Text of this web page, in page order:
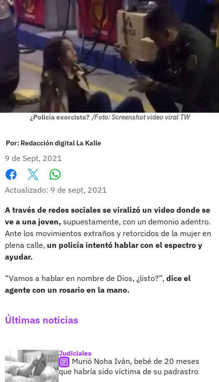
¿Policía exorcista? /Foto: Screenshot video viral TW
Por: Redacción digital La Kalle
9 de Sept, 2021
Facebook
X
Actualizado: 9 de sept, 2021
A través de redes sociales se viralizó un video donde se
ve a una joven, supuestamente, con un demonio adentro.
Ante los movimientos extraños y retorcidos de la mujer en
plena calle, un policía intentó hablar con el espectro y
ayudar.
“Vamos a hablar en nombre de Dios, ¿listo?”, dice el
agente con un rosario en la mano.
Últimas noticias
Judiciales
Murió Noha Iván, bebé de 20 meses
que habría sido víctima de su padrastro